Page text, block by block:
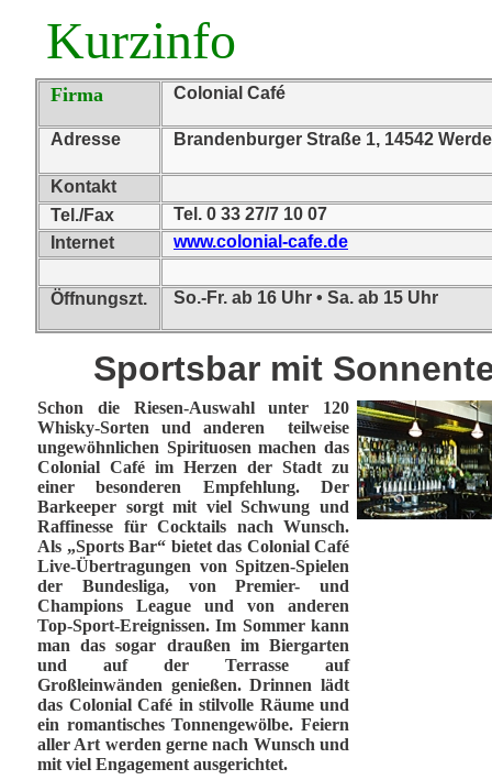
Kurzinfo
Firma Colonial Café
Adresse Brandenburger Straße 1, 14542
Kontakt
Tel./Fax
Tel. 0 33 27/7 10 07
Internet
www.colonial-cafe.de
Öffnungszt. So.-Fr. ab 16 Uhr • Sa. ab 15 Uhr
Sportsbar mit
Schon die Riesen-Auswahl unter 120
Whisky-Sorten und anderen teilweise
ungewöhnlichen Spirituosen machen das
Colonial Café im Herzen der Stadt zu
einer besonderen Empfehlung. Der
Barkeeper sorgt mit viel Schwung und
Raffinesse für Cocktails nach Wunsch.
Als „Sports Bar“ bietet das Colonial Café
Live-Übertragungen von Spitzen-Spielen
der Bundesliga, von Premier- und
Champions League und von anderen
Top-Sport-Ereignissen. Im Sommer kann
man das sogar draußen im Biergarten
und auf der Terrasse auf
Großleinwänden genießen. Drinnen lädt
das Colonial Café in stilvolle Räume und
ein romantisches Tonnengewölbe. Feiern
aller Art werden gerne nach Wunsch und
mit viel Engagement ausgerichtet.